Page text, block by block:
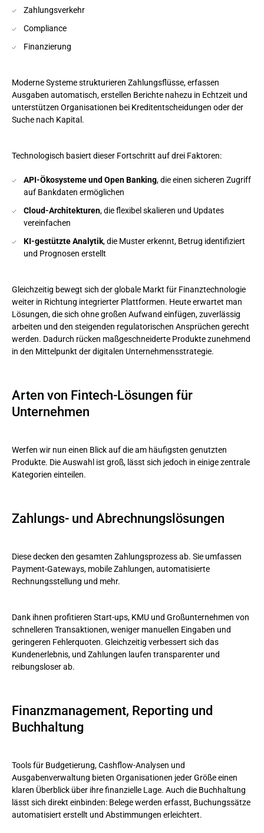
Zahlungsverkehr
Compliance
Finanzierung
Moderne Systeme strukturieren Zahlungsflüsse, erfassen
Ausgaben automatisch, erstellen Berichte nahezu in Echtzeit und
unterstützen Organisationen bei Kreditentscheidungen oder der
Suche nach Kapital.
Technologisch basiert dieser Fortschritt auf drei Faktoren:
API-Ökosysteme und Open Banking, die einen sicheren Zugriff
auf Bankdaten ermöglichen
Cloud-Architekturen, die flexibel skalieren und Updates
vereinfachen
KI-gestützte Analytik, die Muster erkennt, Betrug identifiziert
und Prognosen erstellt
Gleichzeitig bewegt sich der globale Markt für Finanztechnologie
weiter in Richtung integrierter Plattformen. Heute erwartet man
Lösungen, die sich ohne großen Aufwand einfügen, zuverlässig
arbeiten und den steigenden regulatorischen Ansprüchen gerecht
werden. Dadurch rücken maßgeschneiderte Produkte zunehmend
in den Mittelpunkt der digitalen Unternehmensstrategie.
Arten von Fintech-Lösungen für
Unternehmen
Werfen wir nun einen Blick auf die am häufigsten genutzten
Produkte. Die Auswahl ist groß, lässt sich jedoch in einige zentrale
Kategorien einteilen.
Zahlungs- und Abrechnungslösungen
Diese decken den gesamten Zahlungsprozess ab. Sie umfassen
Payment-Gateways, mobile Zahlungen, automatisierte
Rechnungsstellung und mehr.
Dank ihnen profitieren Start-ups, KMU und Großunternehmen von
schnelleren Transaktionen, weniger manuellen Eingaben und
geringeren Fehlerquoten. Gleichzeitig verbessert sich das
Kundenerlebnis, und Zahlungen laufen transparenter und
reibungsloser ab.
Finanzmanagement, Reporting und
Buchhaltung
Tools für Budgetierung, Cashflow-Analysen und
Ausgabenverwaltung bieten Organisationen jeder Größe einen
klaren Überblick über ihre finanzielle Lage. Auch die Buchhaltung
lässt sich direkt einbinden: Belege werden erfasst, Buchungssätze
automatisiert erstellt und Abstimmungen erleichtert.